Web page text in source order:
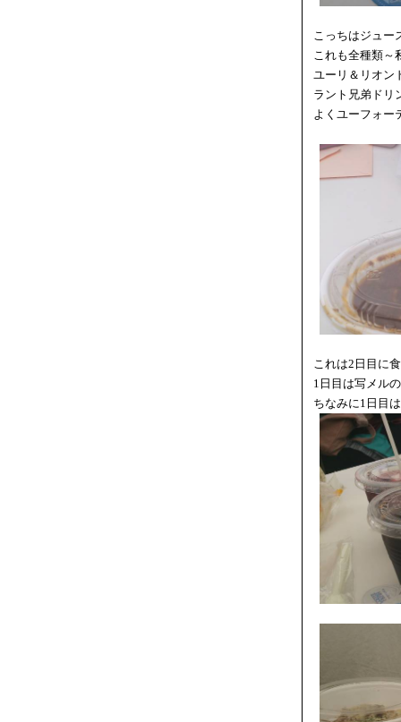
こっちはジュー
これも全種類～
ユーリ＆リオン
ラント兄弟ドリ
よくユーフォー
これは2日目に
1日目は写メル
ちなみに1日目